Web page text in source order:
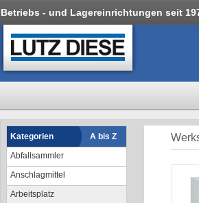
Betriebs - und Lagereinrichtungen seit
Kategorien
A bis Z
Abfallsammler
Anschlagmittel
Arbeitsplatz